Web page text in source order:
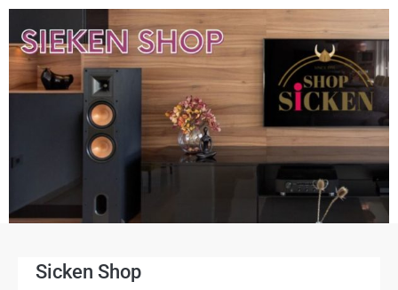
Sicken Shop